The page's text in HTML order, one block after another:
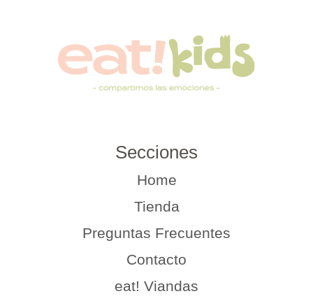
Secciones
Home
Tienda
Preguntas Frecuentes
Contacto
eat! Viandas